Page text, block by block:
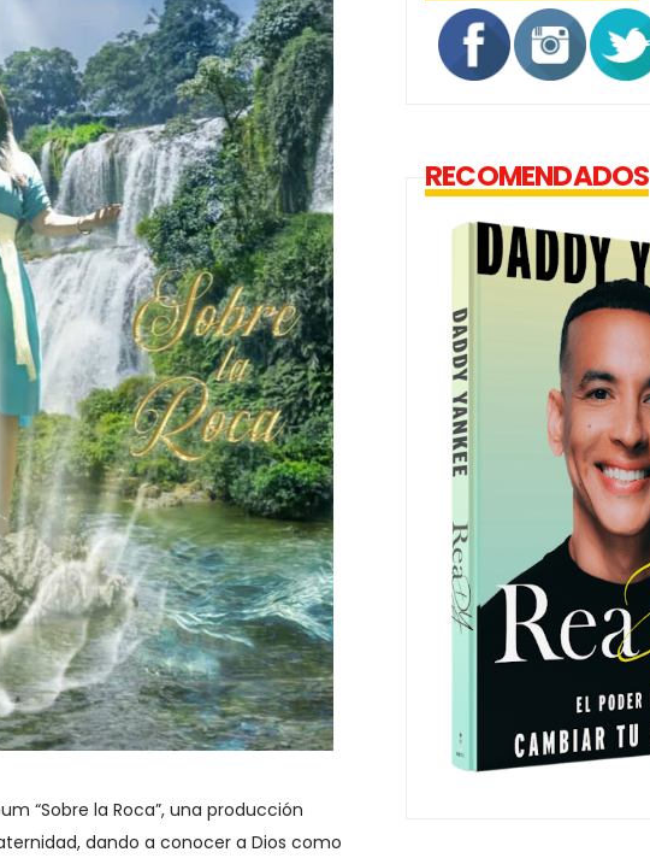
“Sobre la Roca”, una producción
dando a conocer a Dios como
RECOMENDADOS